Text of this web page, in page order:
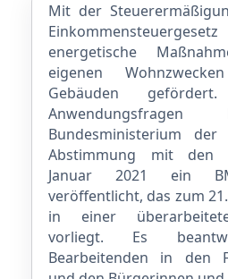
Mit der
energetische
eigenen
Gebäuden
Bundesministerium
Abstimmung mit den
Januar 2021 ein
veröffentlicht, das zum
in einer
vorliegt. Es
Bearbeitenden in den